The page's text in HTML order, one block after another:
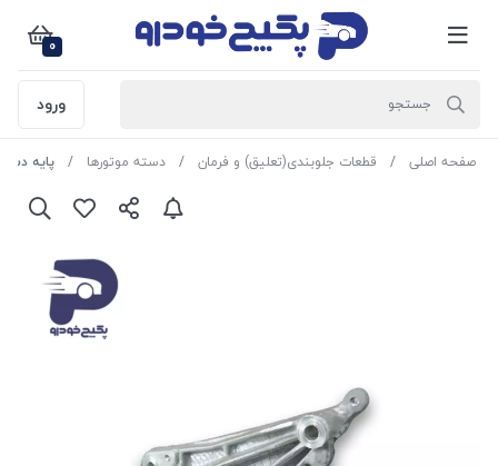
0
ورود
صفحه اصلی قطعات جلوبندی(تعلیق) و فرمان دسته موتورها پایه دسته موتور سه پیچ